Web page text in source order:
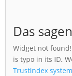
Das
Widget not
is typo in its ID.
Trustindex system